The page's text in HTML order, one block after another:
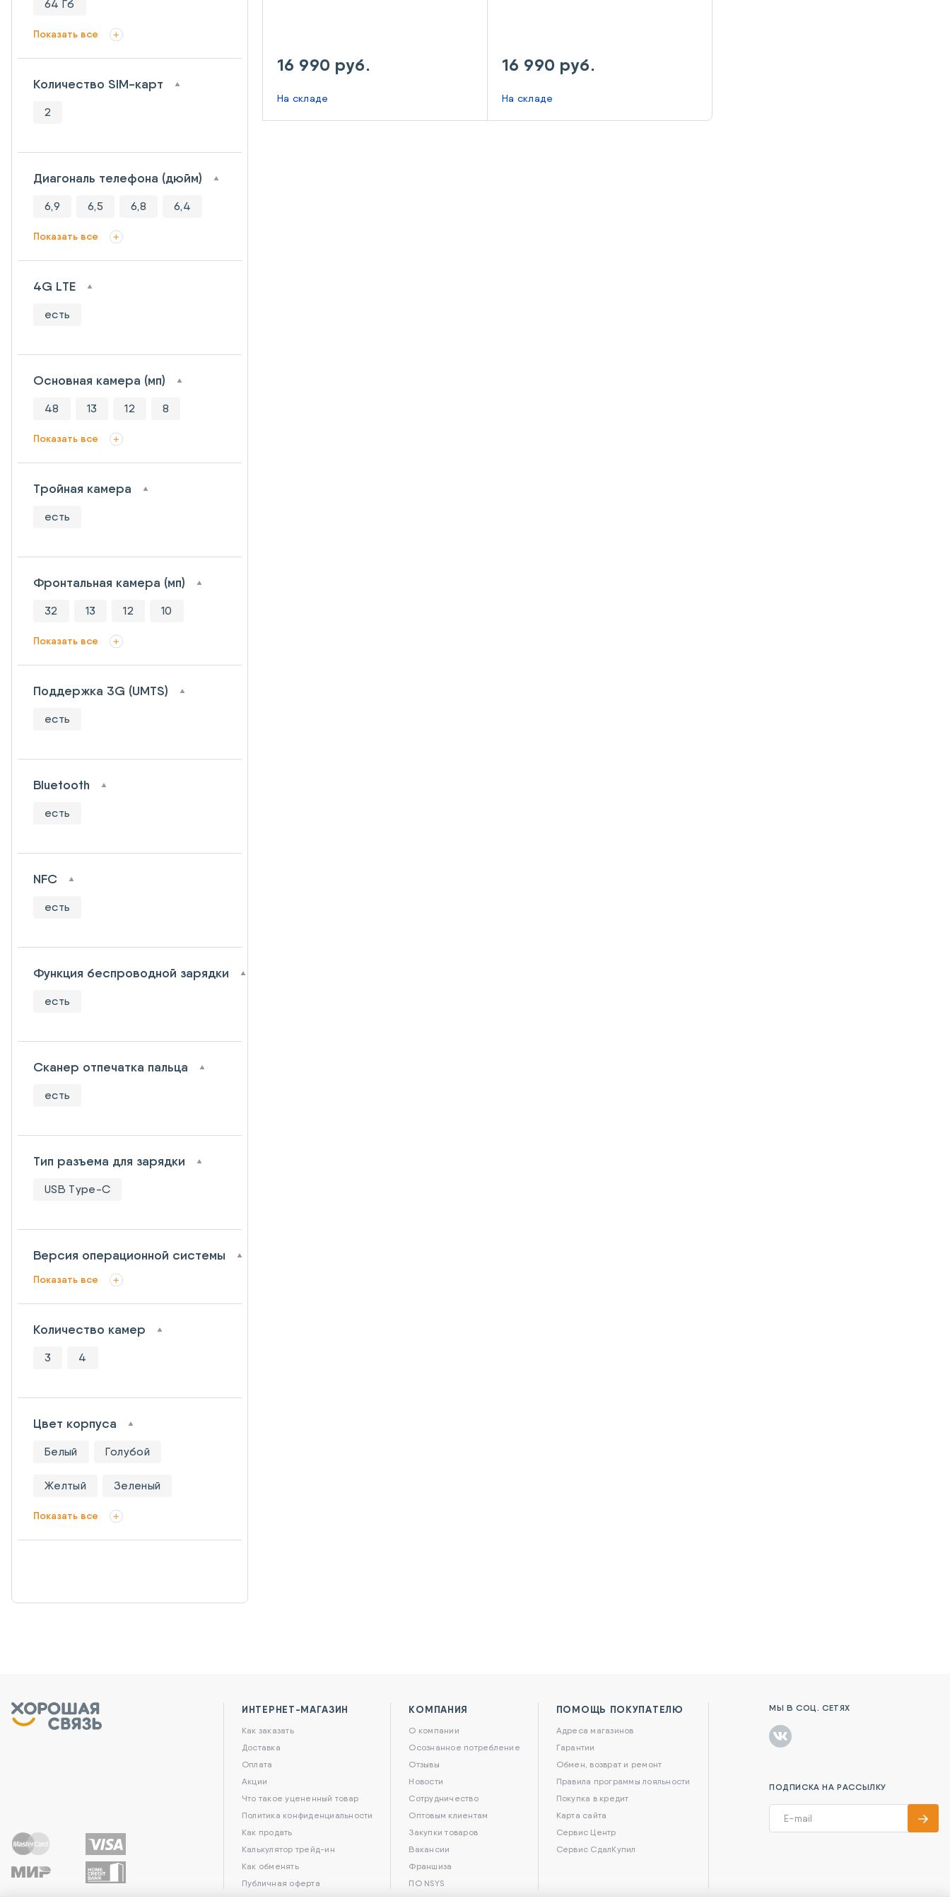
64 Гб
Показать все
Количество SIM-карт
2
Диагональ телефона (дюйм)
6,9 6,5 6,8 6,4
Показать все
4G LTE
есть
Основная камера (мп)
48 13 12 8
Показать все
Тройная камера
есть
Фронтальная камера (мп)
32 13 12 10
Показать все
Поддержка 3G (UMTS)
есть
Bluetooth
есть
NFC
есть
Функция беспроводной зарядки
есть
Сканер отпечатка пальца
есть
Тип разъема для зарядки
USB Type-C
Версия операционной системы
Показать все
Количество камер
3 4
Цвет корпуса
Белый Голубой
Желтый Зеленый
Показать все
16 990 руб.
На складе
16 990 руб.
На складе
ИНТЕРНЕТ-МАГАЗИН
Как заказать
Доставка
Оплата
Акции
Что такое уцененный товар
Политика конфиденциальности
Как продать
Калькулятор трейд-ин
Как обменять
Публичная оферта
КОМПАНИЯ
О компании
Осознанное потребление
Отзывы
Новости
Сотрудничество
Оптовым клиентам
Закупки товаров
Вакансии
Франшиза
ПО NSYS
ПОМОЩЬ ПОКУПАТЕЛЮ
Адреса магазинов
Гарантии
Обмен, возврат и ремонт
Правила программы лояльности
Покупка в кредит
Карта сайта
Сервис Центр
Сервис СдалКупил
МЫ В СОЦ. СЕТЯХ
ПОДПИСКА НА РАССЫЛКУ